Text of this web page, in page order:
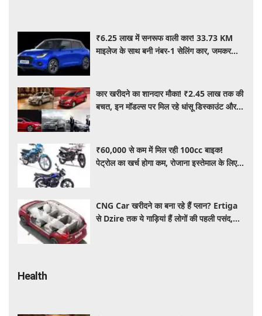
₹6.25 लाख में सनरूफ वाली कार! 33.73 KM
माइलेज के साथ बनी नंबर-1 सेलिंग कार, जमकर
कार खरीदने का शानदार मौका! ₹2.45 लाख तक की
बचत, इन मॉडल्स पर मिल रहे धांसू डिस्काउंट और
₹60,000 से कम में मिल रही 100cc बाइक!
पेट्रोल का खर्च होगा कम, रोजाना इस्तेमाल के लिए है
CNG Car खरीदने का बना रहे हैं प्लान? Ertiga
से Dzire तक ये गाड़ियां हैं लोगों की पहली पसंद,
Health